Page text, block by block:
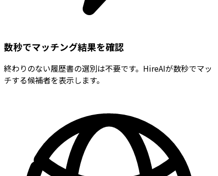
数秒でマッチング結果を確認
終わりのない履歴書の選別は不要です。HireAIが数秒でマッ
チする候補者を表示します。